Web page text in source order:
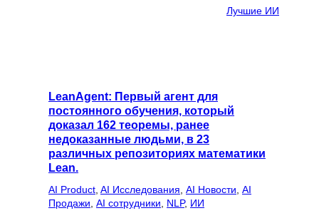
Лучшие ИИ
LeanAgent: Первый агент для
постоянного обучения, который
доказал 162 теоремы, ранее
недоказанные людьми, в 23
различных репозиториях математики
Lean.
AI Product AI Исследования AI Новости AI
Продажи AI сотрудники NLP, ИИ